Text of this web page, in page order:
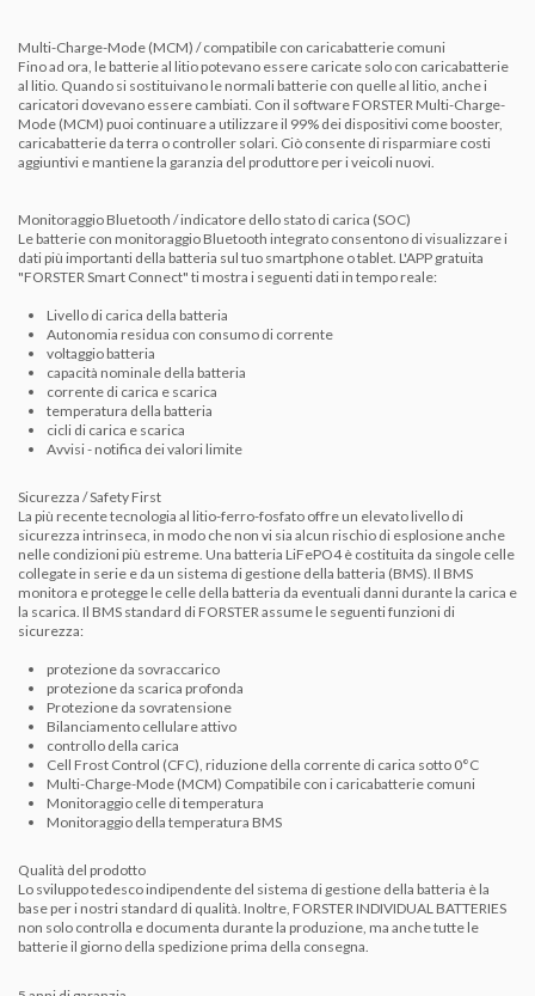
Multi-Charge-Mode (MCM) / compatibile con caricabatterie comuni
Fino ad ora, le batterie al litio potevano essere caricate solo con caricabatterie
al litio. Quando si sostituivano le normali batterie con quelle al litio, anche i
caricatori dovevano essere cambiati. Con il software FORSTER Multi-Charge-
Mode (MCM) puoi continuare a utilizzare il 99% dei dispositivi come booster,
caricabatterie da terra o controller solari. Ciò consente di risparmiare costi
aggiuntivi e mantiene la garanzia del produttore per i veicoli nuovi.
Monitoraggio Bluetooth / indicatore dello stato di carica (SOC)
Le batterie con monitoraggio Bluetooth integrato consentono di visualizzare i
dati più importanti della batteria sul tuo smartphone o tablet. L'APP gratuita
"FORSTER Smart Connect" ti mostra i seguenti dati in tempo reale:
Livello di carica della batteria
Autonomia residua con consumo di corrente
voltaggio batteria
capacità nominale della batteria
corrente di carica e scarica
temperatura della batteria
cicli di carica e scarica
Avvisi - notifica dei valori limite
Sicurezza / Safety First
La più recente tecnologia al litio-ferro-fosfato offre un elevato livello di
sicurezza intrinseca, in modo che non vi sia alcun rischio di esplosione anche
nelle condizioni più estreme. Una batteria LiFePO4 è costituita da singole celle
collegate in serie e da un sistema di gestione della batteria (BMS). Il BMS
monitora e protegge le celle della batteria da eventuali danni durante la carica e
la scarica. Il BMS standard di FORSTER assume le seguenti funzioni di
sicurezza:
protezione da sovraccarico
protezione da scarica profonda
Protezione da sovratensione
Bilanciamento cellulare attivo
controllo della carica
Cell Frost Control (CFC), riduzione della corrente di carica sotto 0°C
Multi-Charge-Mode (MCM) Compatibile con i caricabatterie comuni
Monitoraggio celle di temperatura
Monitoraggio della temperatura BMS
Qualità del prodotto
Lo sviluppo tedesco indipendente del sistema di gestione della batteria è la
base per i nostri standard di qualità. Inoltre, FORSTER INDIVIDUAL BATTERIES
non solo controlla e documenta durante la produzione, ma anche tutte le
batterie il giorno della spedizione prima della consegna.